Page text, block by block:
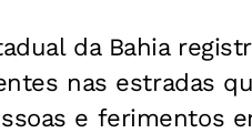
da Bahia
nas estradas
e ferimentos